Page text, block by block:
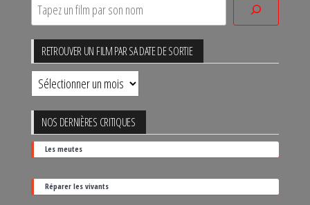
RETROUVER UN FILM PAR SA DATE DE SORTIE
Retrouver
un
film
par
sa
date
de
NOS DERNIÈRES CRITIQUES
Les meutes
Réparer les vivants